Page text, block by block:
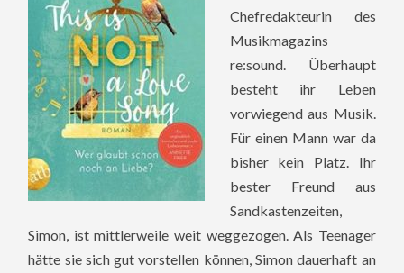
Chefredakteurin des
Musikmagazins
re:sound. Überhaupt
besteht ihr Leben
vorwiegend aus Musik.
Für einen Mann war da
bisher kein Platz. Ihr
bester Freund aus
Sandkastenzeiten,
Simon, ist mittlerweile weit weggezogen. Als Teenager
hätte sie sich gut vorstellen können, Simon dauerhaft an